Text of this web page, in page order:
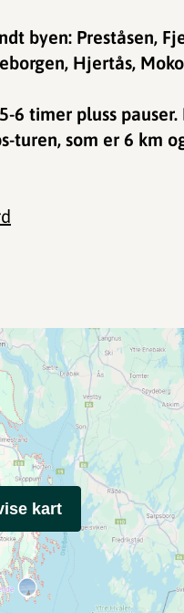
byen: Preståsen,
Hjertås,
timer pluss pauser.
turen, som er 6 km
kart